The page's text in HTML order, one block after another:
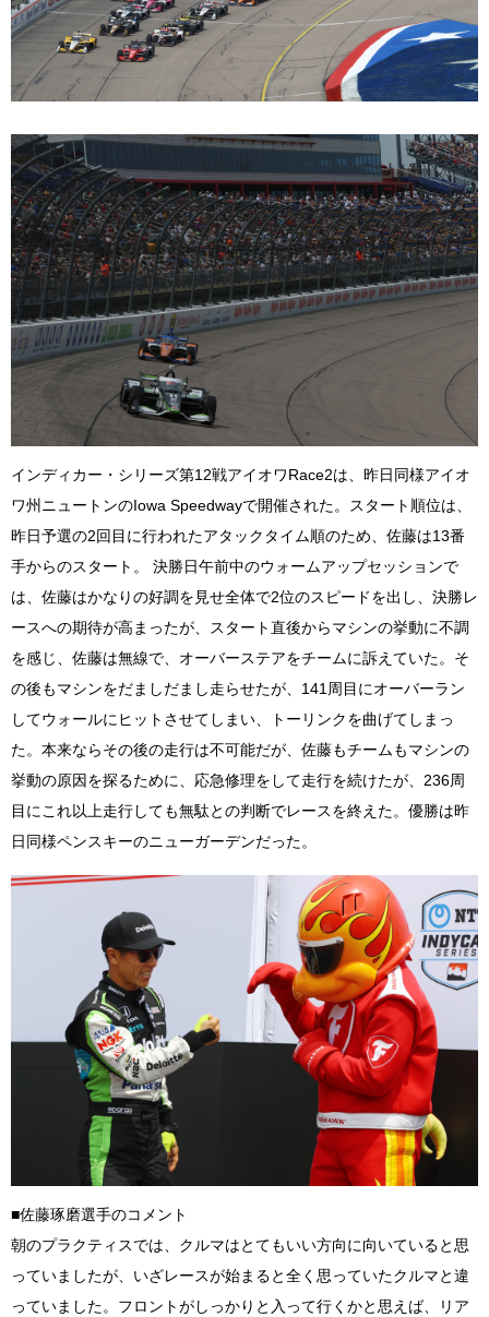
インディカー・シリーズ第12戦アイオワRace2は、昨日同様アイオ
ワ州ニュートンのIowa Speedwayで開催された。スタート順位は、
昨日予選の2回目に行われたアタックタイム順のため、佐藤は13番
手からのスタート。 決勝日午前中のウォームアップセッションで
は、佐藤はかなりの好調を見せ全体で2位のスピードを出し、決勝レ
ースへの期待が高まったが、スタート直後からマシンの挙動に不調
を感じ、佐藤は無線で、オーバーステアをチームに訴えていた。そ
の後もマシンをだましだまし走らせたが、141周目にオーバーラン
してウォールにヒットさせてしまい、トーリンクを曲げてしまっ
た。本来ならその後の走行は不可能だが、佐藤もチームもマシンの
挙動の原因を探るために、応急修理をして走行を続けたが、236周
目にこれ以上走行しても無駄との判断でレースを終えた。優勝は昨
日同様ペンスキーのニューガーデンだった。
■佐藤琢磨選手のコメント
朝のプラクティスでは、クルマはとてもいい方向に向いていると思
っていましたが、いざレースが始まると全く思っていたクルマと違
っていました。フロントがしっかりと入って行くかと思えば、リア